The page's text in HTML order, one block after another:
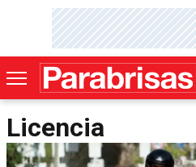
Licencia